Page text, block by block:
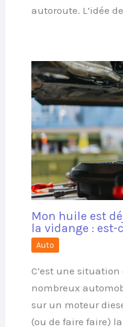
autoroute. L’idée
Mon huile est
la vidange : est-
Auto
C’est une
nombreux
sur un moteur
(ou de faire faire)